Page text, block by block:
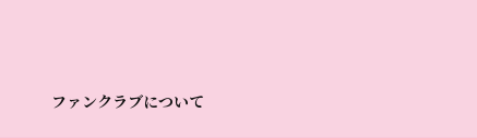
ファンクラブについて